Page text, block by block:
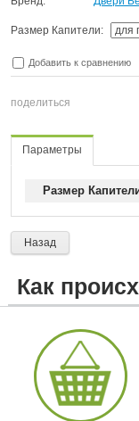
Размер Капители:
Добавить к сравнению
поделиться
Параметры
Размер
Назад
Как